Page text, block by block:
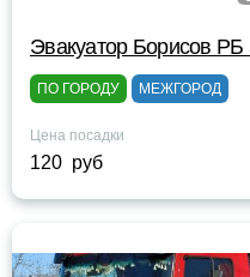
Эвакуатор Борисов РБ
ПО ГОРОДУ МЕЖГОРОД
Цена посадки
120 руб